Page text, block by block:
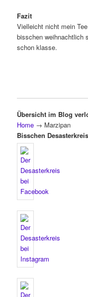
Fazit
Vielleicht nicht mein
bisschen weihnachtlich
schon klasse.
Übersicht im Blog
Home → Marzipan
Bisschen